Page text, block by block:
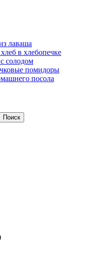
лаваша
в хлебопечке
солодом
помидоры
посола